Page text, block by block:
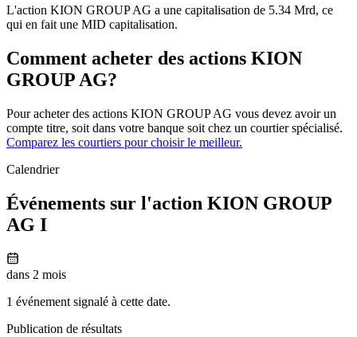
L'action KION GROUP AG a une capitalisation de 5.34 Mrd, ce
qui en fait une MID capitalisation.
Comment acheter des actions KION
GROUP AG?
Pour acheter des actions KION GROUP AG vous devez avoir un
compte titre, soit dans votre banque soit chez un courtier spécialisé.
Comparez les courtiers pour choisir le meilleur.
Calendrier
Événements sur l'action KION GROUP
AG I
dans 2 mois
1 événement signalé à cette date.
Publication de résultats